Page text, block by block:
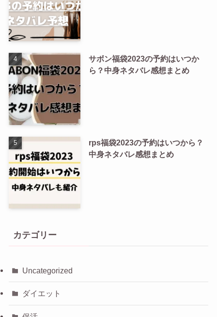
サボン福袋2023の予約はいつか
ら？中身ネタバレ感想まとめ
rps福袋2023の予約はいつから？
中身ネタバレ感想まとめ
カテゴリー
Uncategorized
ダイエット